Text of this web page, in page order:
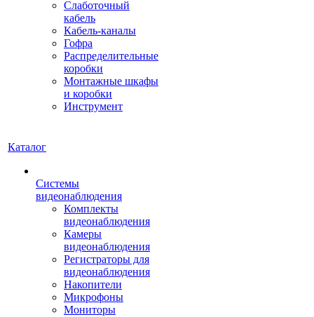
Слаботочный
кабель
Кабель-каналы
Гофра
Распределительные
коробки
Монтажные шкафы
и коробки
Инструмент
Каталог
Системы
видеонаблюдения
Комплекты
видеонаблюдения
Камеры
видеонаблюдения
Регистраторы для
видеонаблюдения
Накопители
Микрофоны
Мониторы